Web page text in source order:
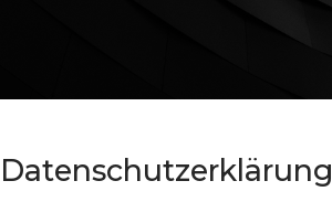
Datenschutzerklärung